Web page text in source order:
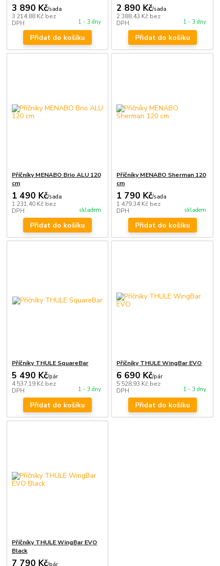
3 890 Kč/sada
3 214,88 Kč bez
DPH
1 - 3 dny
Přidat do košíku
2 890 Kč/sada
2 388,43 Kč bez
DPH
1 - 3 dny
Přidat do košíku
Příčníky MENABO Brio ALU 120
cm
1 490 Kč/sada
1 231,40 Kč bez
DPH
skladem
Přidat do košíku
Příčníky MENABO Sherman 120
cm
1 790 Kč/sada
1 479,34 Kč bez
DPH
skladem
Přidat do košíku
Příčníky THULE SquareBar
5 490 Kč/pár
4 537,19 Kč bez
DPH
1 - 3 dny
Přidat do košíku
Příčníky THULE WingBar EVO
6 690 Kč/pár
5 528,93 Kč bez
DPH
1 - 3 dny
Přidat do košíku
Příčníky THULE WingBar EVO
Black
7 790 Kč/pár